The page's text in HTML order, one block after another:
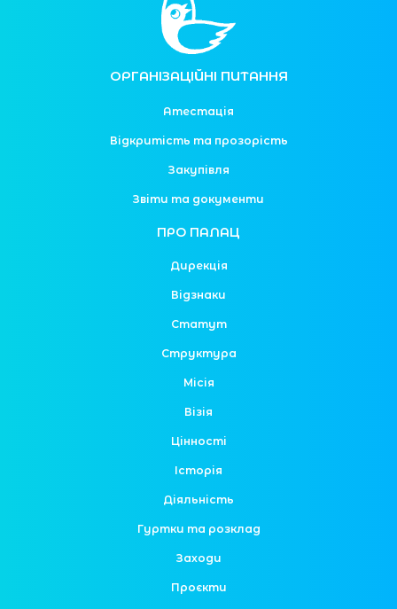
ОРГАНІЗАЦІЙНІ ПИТАННЯ
Атестація
Відкритість та прозорість
Закупівля
Звіти та документи
ПРО ПАЛАЦ
Дирекція
Відзнаки
Статут
Структура
Місія
Візія
Цінності
Історія
Діяльність
Гуртки та розклад
Заходи
Проєкти